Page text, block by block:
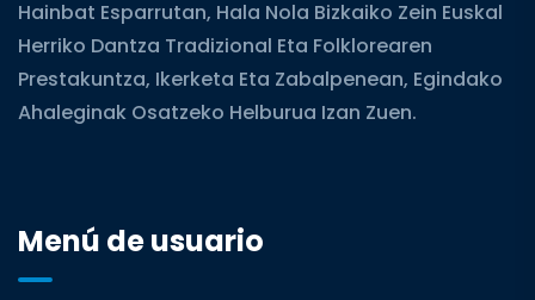
Hainbat Esparrutan, Hala Nola Bizkaiko Zein Euskal
Herriko Dantza Tradizional Eta Folklorearen
Prestakuntza, Ikerketa Eta Zabalpenean, Egindako
Ahaleginak Osatzeko Helburua Izan Zuen.
Menú de usuario